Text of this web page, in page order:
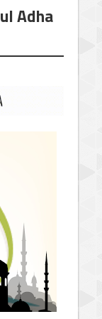
Adha